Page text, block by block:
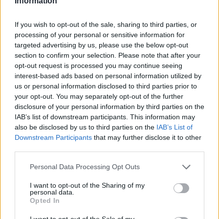
If you wish to opt-out of the sale, sharing to third parties, or
processing of your personal or sensitive information for
targeted advertising by us, please use the below opt-out
section to confirm your selection. Please note that after your
opt-out request is processed you may continue seeing
interest-based ads based on personal information utilized by
us or personal information disclosed to third parties prior to
your opt-out. You may separately opt-out of the further
disclosure of your personal information by third parties on the
IAB’s list of downstream participants. This information may
also be disclosed by us to third parties on the IAB’s List of
Downstream Participants that may further disclose it to other
Personal Data Processing Opt Outs
I want to opt-out of the Sharing of my
personal data.
Opted In
Amoxicilline (646)
Antibiotica - penicillines breedspectrum
Wellbutrin XR (646)
Verslavingsziekten
Metformine (620)
Diabetes (suikerziekte) - orale middelen
Implanon (hormoonimplantaat) (584)
Anticonceptie - overig
Lexapro (509)
Depressie - antidepressiva SSRI
Concerta (503)
ADHD - psychostimulantia
Bloeddruk - calciumantagonisten
Amoxicilline / Clavulaanzuur (486)
Antibiotica - penicillines breedspectrum